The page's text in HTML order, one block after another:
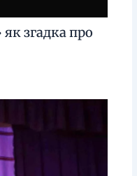
згадка про